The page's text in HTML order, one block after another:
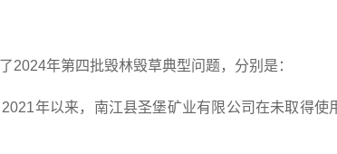
2024年第四批毁林毁草典型问题，分别是：
年以来，南江县圣堡矿业有限公司在未取得